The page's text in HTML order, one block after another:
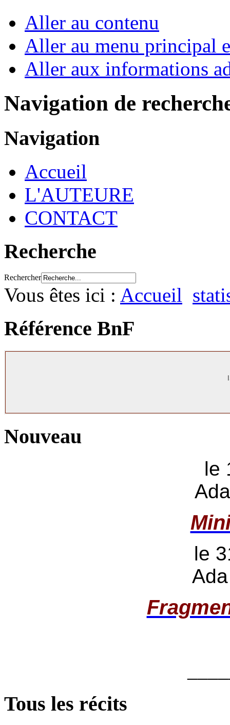
Aller au contenu
Aller au menu principal
Aller aux informations
Navigation de
Navigation
Accueil
L'AUTEURE
CONTACT
Recherche
Rechercher
Vous êtes ici : Accueil
Référence BnF
Nouveau
le
le
Tous les récits